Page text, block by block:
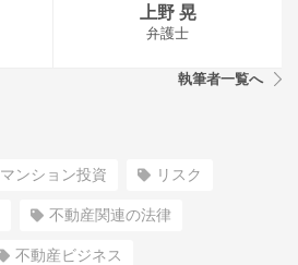
上野 晃
弁護士
執筆者一覧へ
マンション投資 リスク
不動産関連の法律
不動産ビジネス